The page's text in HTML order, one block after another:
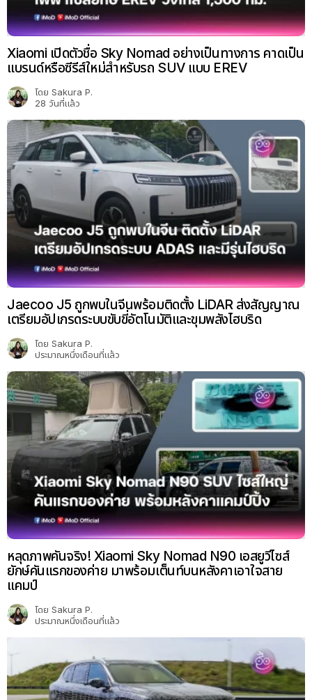
Xiaomi เปิดตัวชื่อ Sky Nomad อย่างเป็นทางการ คาดเป็น
แบรนด์หรือซีรีส์ใหม่สำหรับรถ SUV แบบ EREV
โดย Sakura P.
28 วันที่แล้ว
Jaecoo J5 ถูกพบในจีนพร้อมติดตั้ง LiDAR ส่งสัญญาณ
เตรียมอัปเกรดระบบขับขี่อัตโนมัติและขุมพลังไฮบริด
โดย Sakura P.
ประมาณหนึ่งเดือนที่แล้ว
หลุดภาพคันจริง! Xiaomi Sky Nomad N90 เอสยูวีไซส์
ยักษ์คันแรกของค่าย มาพร้อมเต็นท์บนหลังคาเอาใจสาย
แคมป์
โดย Sakura P.
ประมาณหนึ่งเดือนที่แล้ว